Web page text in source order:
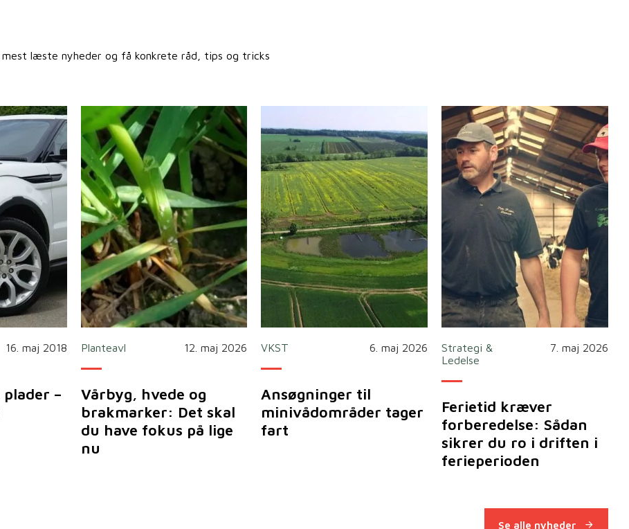
mest læste nyheder og få konkrete råd, tips og tricks
16. maj 2018
–
Planteavl 12. maj 2026
Vårbyg, hvede og
brakmarker: Det skal
du have fokus på lige
nu
VKST 6. maj 2026
Ansøgninger til
minivådområder tager
fart
Strategi &
Ledelse
7. maj 2026
Ferietid kræver
forberedelse: Sådan
sikrer du ro i driften i
ferieperioden
Se alle nyheder